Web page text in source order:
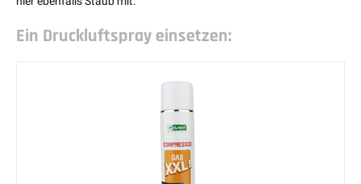
Ein Druckluftspray einsetzen: